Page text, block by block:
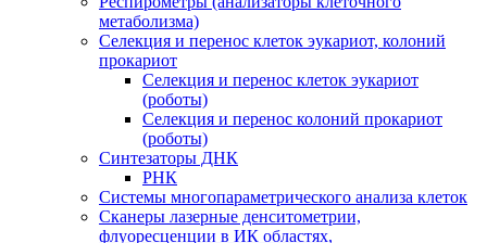
метаболизма)
Селекция и перенос клеток эукариот, колоний
прокариот
Селекция и перенос клеток эукариот
(роботы)
Селекция и перенос колоний прокариот
(роботы)
Синтезаторы ДНК
РНК
Системы многопараметрического анализа клеток
Сканеры лазерные денситометрии,
флуоресценции в ИК областях,